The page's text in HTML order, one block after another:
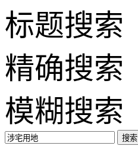
标题搜索
精确搜索
模糊搜索
搜索